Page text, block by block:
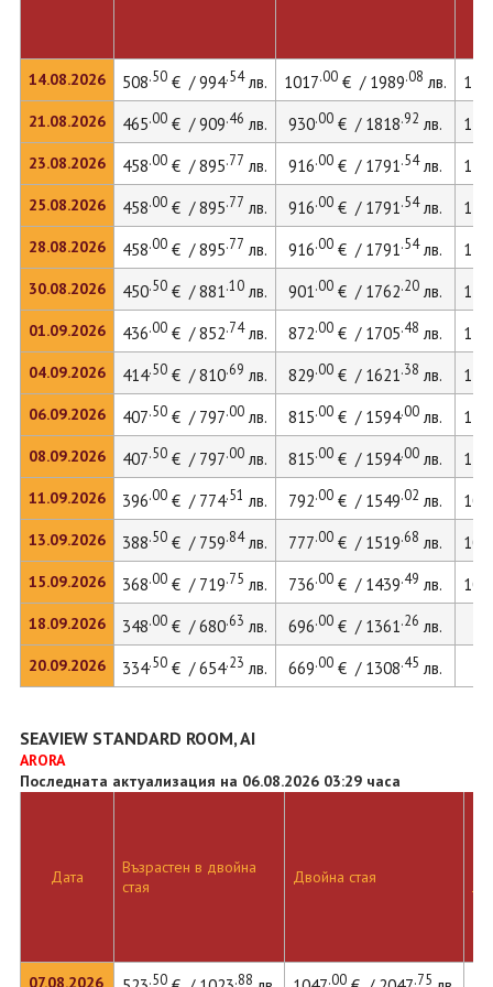
14.08.2026
21.08.2026
23.08.2026
25.08.2026
28.08.2026
30.08.2026
01.09.2026
04.09.2026
06.09.2026
08.09.2026
11.09.2026
13.09.2026
15.09.2026
18.09.2026
20.09.2026
508.50€ / 994.54лв. 1017.00€ / 1989.08 лв.
465.00€ / 909.46 лв. 930.00€ / 1818.92 лв.
458.00€ / 895.77 лв. 916.00€ / 1791.54лв.
458.00€ / 895.77 лв. 916.00€ / 1791.54лв.
458.00€ / 895.77 лв. 916.00€ / 1791.54лв.
450.50€ / 881.10лв. 901.00€ / 1762.20лв.
436.00€ / 852.74лв. 872.00€ / 1705.48 лв.
414.50€ / 810.69 лв. 829.00€ / 1621.38 лв.
407.50€ / 797.00лв. 815.00€ / 1594.00лв.
407.50€ / 797.00лв. 815.00€ / 1594.00лв.
396.00€ / 774.51 лв. 792.00€ / 1549.02 лв.
388.50€ / 759.84лв. 777.00€ / 1519.68 лв.
368.00€ / 719.75 лв. 736.00€ / 1439.49 лв.
348.00€ / 680.63 лв. 696.00€ / 1361.26 лв.
334.50€ / 654.23 лв. 669.00€ / 1308.45 лв.
SEAVIEW STANDARD ROOM, AI
ARORA
Последната актуализация на 06.08.2026 03:29 часа
Дата
07.08.2026
Възрастен в двойна
стая
Двойна стая
.50 .88 .00 .75